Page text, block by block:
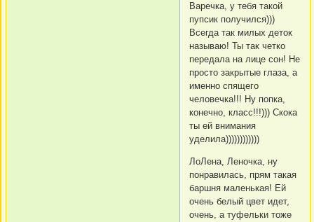
Варечка, у тебя такой
пупсик получился)))
Всегда так милых деток
называю! Ты так четко
передала на лице сон! Не
просто закрытые глаза, а
именно спящего
человечка!!! Ну попка,
конечно, класс!!!))) Скока
ты ей внимания
уделила))))))))))))
ЛоЛена, Леночка, ну
понравилась, прям такая
баршня маленькая! Ей
очень белый цвет идет,
очень, а туфельки тоже